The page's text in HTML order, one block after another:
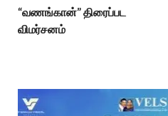
“வணங்கான்” திரைப்பட
விமர்சனம்